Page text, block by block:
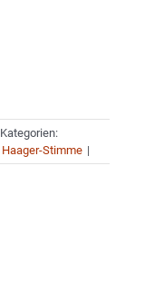
Kategorien:
Haager-Stimme |